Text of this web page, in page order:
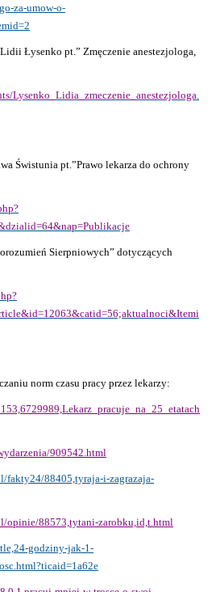
za-umow-o-
Łysenko pt.” Zmęczenie anestezjologa,
Lysenko_Lidia_zmeczenie_anestezjologa.
Świstunia pt.”Prawo lekarza do ochrony
Sierpniowych” dotyczących
norm czasu pracy przez lekarzy:
909542.html
88405,tyraja-i-zagrazaja-
opinie/88573,tytani-zarobku,id,t.html
godziny-jak-1-